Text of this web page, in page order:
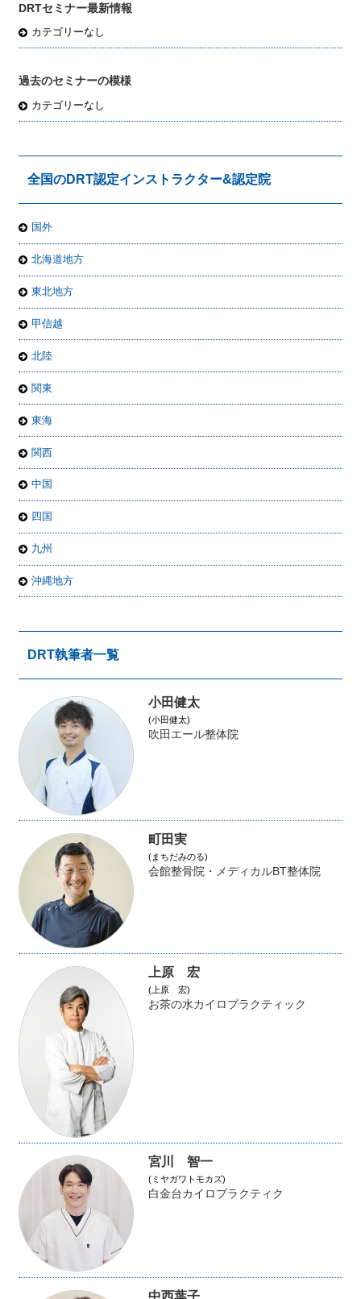
DRTセミナー最新情報
カテゴリーなし
過去のセミナーの模様
カテゴリーなし
全国のDRT認定インストラクター&認定院
国外
北海道地方
東北地方
甲信越
北陸
関東
東海
関西
中国
四国
九州
沖縄地方
DRT執筆者一覧
小田健太
(小田健太)
吹田エール整体院
町田実
(まちだみのる)
会館整骨院・メディカルBT整体院
上原 宏
(上原 宏)
お茶の水カイロプラクティック
宮川 智一
(ミヤガワトモカズ)
白金台カイロプラクティク
中西葉子